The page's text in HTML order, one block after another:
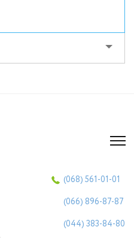
(068) 561-01-01
(066) 896-87-87
(044) 383-84-80